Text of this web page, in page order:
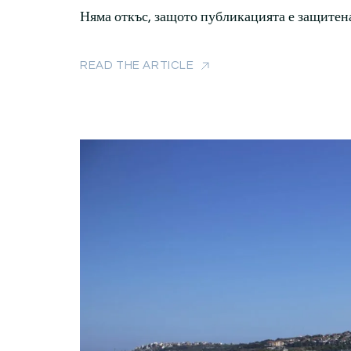
Няма откъс, защото публикацията е
READ THE ARTICLE